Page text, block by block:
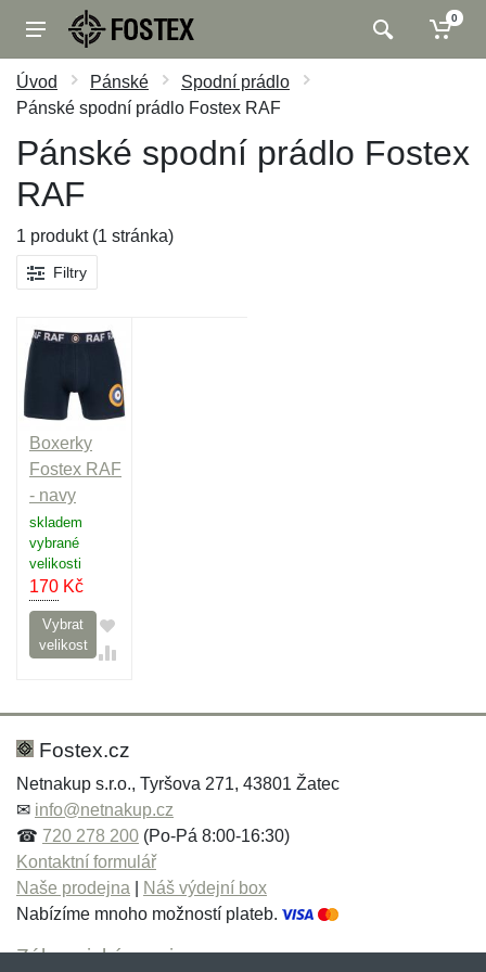
0
Úvod Pánské
Spodní prádlo
Pánské spodní prádlo Fostex RAF
Pánské spodní prádlo Fostex
RAF
1 produkt (1 stránka)
Filtry
Boxerky
Fostex RAF
- navy
skladem
vybrané
velikosti
170 Kč
Vybrat
velikost
Fostex.cz
Netnakup s.r.o., Tyršova 271, 43801 Žatec
✉ info@netnakup.cz
☎ 720 278 200 (Po-Pá 8:00-16:30)
Kontaktní formulář
Naše prodejna
Náš výdejní box
Nabízíme mnoho možností plateb.
Zákaznický servis